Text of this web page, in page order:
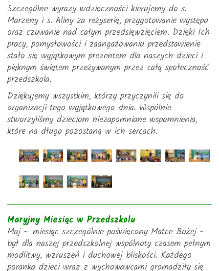
Szczególne wyrazy wdzięczności kierujemy do s.
Marzeny i s. Aliny za reżyserię, przygotowanie występu
oraz czuwanie nad całym przedsięwzięciem. Dzięki Ich
pracy, pomysłowości i zaangażowaniu przedstawienie
stało się wyjątkowym prezentem dla naszych dzieci i
pięknym świętem przeżywanym przez całą społeczność
przedszkola.
Dziękujemy wszystkim, którzy przyczynili się do
organizacji tego wyjątkowego dnia. Wspólnie
stworzyliśmy dzieciom niezapomniane wspomnienia,
które na długo pozostaną w ich sercach.
Maryjny Miesiąc w Przedszkolu
Maj – miesiąc szczególnie poświęcony Matce Bożej –
był dla naszej przedszkolnej wspólnoty czasem pełnym
modlitwy, wzruszeń i duchowej bliskości. Każdego
poranka dzieci wraz z wychowawcami gromadziły się